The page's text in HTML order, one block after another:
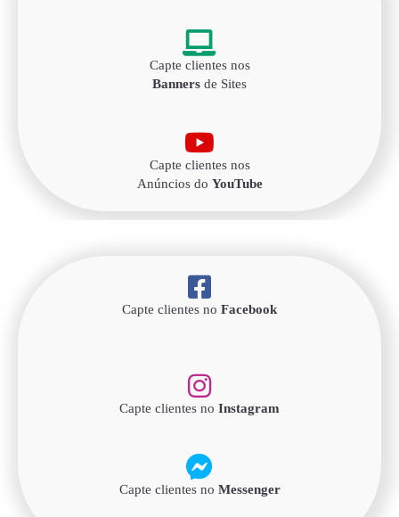
Capte clientes nos
Banners de Sites
Capte clientes nos
Anúncios do YouTube
Capte clientes no Facebook
Capte clientes no Instagram
Capte clientes no Messenger